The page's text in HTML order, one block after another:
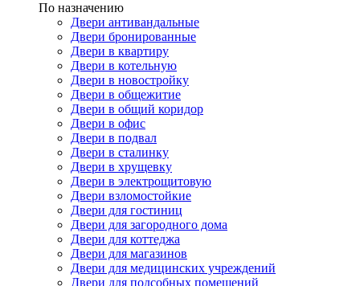
По назначению
Двери антивандальные
Двери бронированные
Двери в квартиру
Двери в котельную
Двери в новостройку
Двери в общежитие
Двери в общий коридор
Двери в офис
Двери в подвал
Двери в сталинку
Двери в хрущевку
Двери в электрощитовую
Двери взломостойкие
Двери для гостиниц
Двери для загородного дома
Двери для коттеджа
Двери для магазинов
Двери для медицинских учреждений
Двери для подсобных помещений